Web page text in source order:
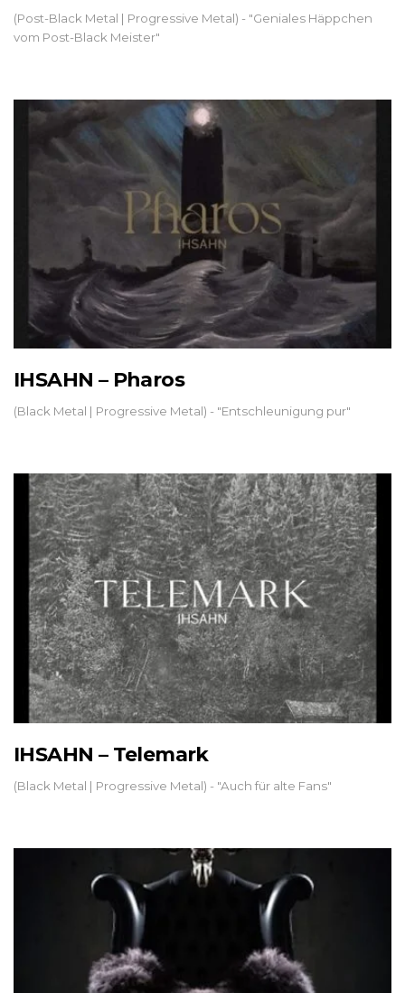
(Post-Black Metal | Progressive Metal) - "Geniales Häppchen
vom Post-Black Meister"
IHSAHN – Pharos
(Black Metal | Progressive Metal) - "Entschleunigung pur"
IHSAHN – Telemark
(Black Metal | Progressive Metal) - "Auch für alte Fans"